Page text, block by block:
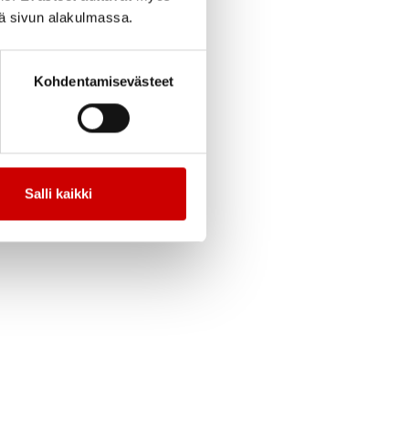
sivun alakulmassa.
Kohdentamisevästeet
Salli kaikki
ja
ainakin
kaupan